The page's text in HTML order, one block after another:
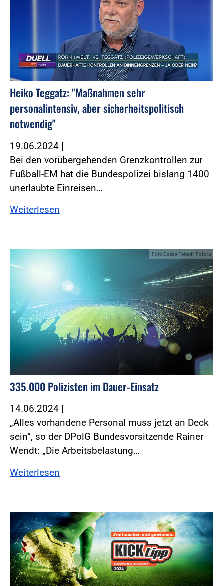
Heiko Teggatz: "Maßnahmen sehr
personalintensiv, aber sicherheitspolitisch
notwendig"
19.06.2024 |
Bei den vorübergehenden Grenzkontrollen zur
Fußball-EM hat die Bundespolizei bislang 1400
unerlaubte Einreisen…
Weiterlesen
Foto:Csaba Peterdi_Fotolia
335.000 Polizisten im Dauer-Einsatz
14.06.2024 |
„Alles vorhandene Personal muss jetzt an Deck
sein“, so der DPolG Bundesvorsitzende Rainer
Wendt: „Die Arbeitsbelastung…
Weiterlesen